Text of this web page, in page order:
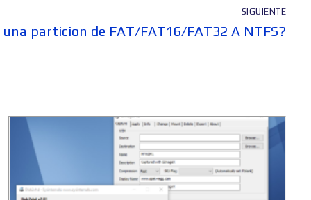
SIGUIENTE
particion de FAT/FAT16/FAT32 A NTFS?